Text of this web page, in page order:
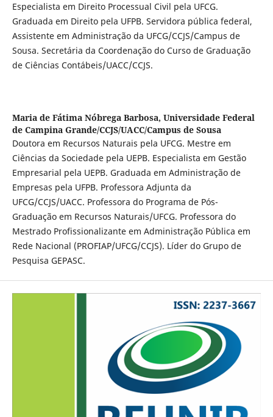
Especialista em Direito Processual Civil pela UFCG.
Graduada em Direito pela UFPB. Servidora pública federal,
Assistente em Administração da UFCG/CCJS/Campus de
Sousa. Secretária da Coordenação do Curso de Graduação
de Ciências Contábeis/UACC/CCJS.
Maria de Fátima Nóbrega Barbosa, Universidade Federal
de Campina Grande/CCJS/UACC/Campus de Sousa
Doutora em Recursos Naturais pela UFCG. Mestre em
Ciências da Sociedade pela UEPB. Especialista em Gestão
Empresarial pela UEPB. Graduada em Administração de
Empresas pela UFPB. Professora Adjunta da
UFCG/CCJS/UACC. Professora do Programa de Pós-
Graduação em Recursos Naturais/UFCG. Professora do
Mestrado Profissionalizante em Administração Pública em
Rede Nacional (PROFIAP/UFCG/CCJS). Líder do Grupo de
Pesquisa GEPASC.